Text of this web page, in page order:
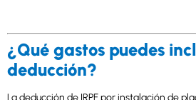
¿Qué gastos puedes
deducción?